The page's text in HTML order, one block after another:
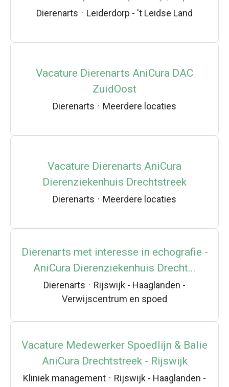
Dierenarts · Leiderdorp - 't Leidse Land
Vacature Dierenarts AniCura DAC
ZuidOost
Dierenarts · Meerdere locaties
Vacature Dierenarts AniCura
Dierenziekenhuis Drechtstreek
Dierenarts · Meerdere locaties
Dierenarts met interesse in echografie -
AniCura Dierenziekenhuis Drecht...
Dierenarts · Rijswijk - Haaglanden -
Verwijscentrum en spoed
Vacature Medewerker Spoedlijn & Balie
AniCura Drechtstreek - Rijswijk
Kliniek management · Rijswijk - Haaglanden -